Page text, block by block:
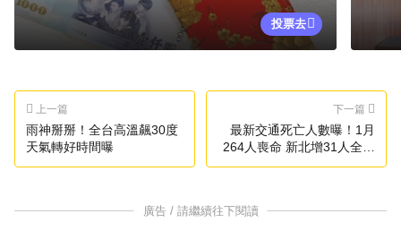
投票去
上一篇
雨神掰掰！全台高溫飆30度
天氣轉好時間曝
下一篇
最新交通死亡人數曝！1月
264人喪命 新北增31人全台
最多
廣告 / 請繼續往下閱讀